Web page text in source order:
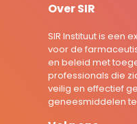
Over SIR
SIR Instituut is een
voor de
en beleid met
professionals die
veilig en effectief
geneesmiddelen